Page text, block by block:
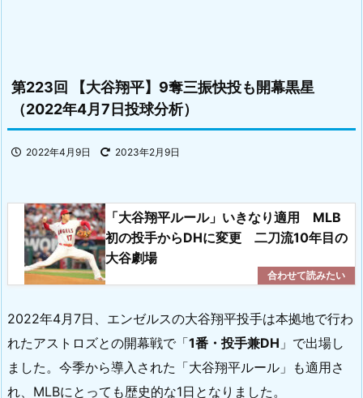
第223回 【大谷翔平】9奪三振快投も開幕黒星
（2022年4月7日投球分析）
2022年4月9日 2023年2月9日
「大谷翔平ルール」いきなり適用 MLB
初の投手からDHに変更 二刀流10年目の
大谷劇場
2022年4月7日、エンゼルスの大谷翔平投手は本拠地で行わ
れたアストロズとの開幕戦で「1番・投手兼DH 」で出場し
ました。今季から導入された「大谷翔平ルール」も適用さ
れ、MLBにとっても歴史的な1日となりました。